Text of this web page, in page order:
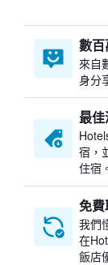
數
來自
身分
最
宿，
住宿。
免
我們
在
飯店